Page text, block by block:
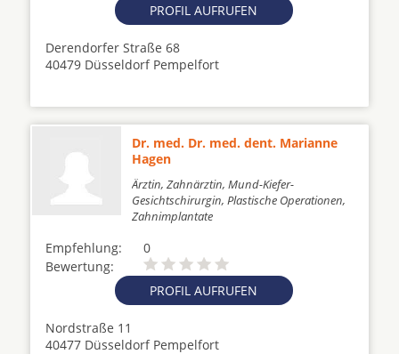
PROFIL AUFRUFEN
Derendorfer Straße 68
40479 Düsseldorf Pempelfort
Dr. med. Dr. med. dent. Marianne
Hagen
Ärztin, Zahnärztin, Mund-Kiefer-
Gesichtschirurgin, Plastische Operationen,
Zahnimplantate
Empfehlung:
0
Bewertung:
PROFIL AUFRUFEN
Nordstraße 11
40477 Düsseldorf Pempelfort